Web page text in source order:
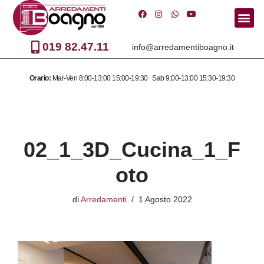
Vai
contenuto
019 82.47.11 info@arredamentiboagno.it
Orario: Mar-Ven 8:00-13:00 15:00-19:30 Sab 9:00-13:00 15:30-19:30
02_1_3D_Cucina_1_F
oto
di Arredamenti 1 Agosto 2022